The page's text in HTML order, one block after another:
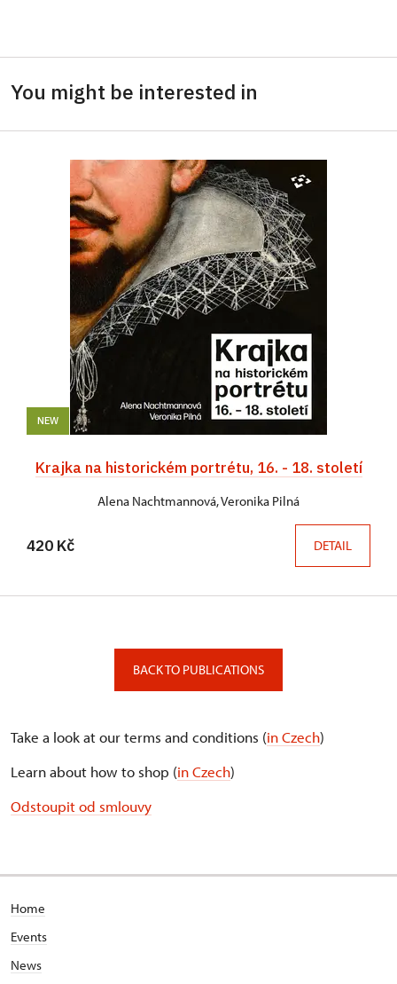
You might be interested in
NEW
Krajka na historickém portrétu, 16. - 18. století
Alena Nachtmannová, Veronika Pilná
420 Kč DETAIL
BACK TO PUBLICATIONS
Take a look at our terms and conditions (in Czech)
Learn about how to shop (in Czech)
Odstoupit od smlouvy
Home
Events
News